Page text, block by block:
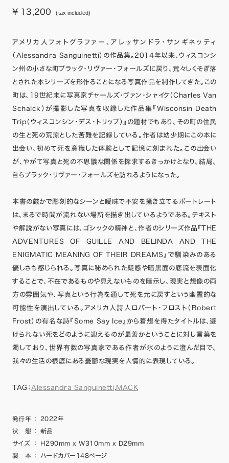
¥ 13,200 (tax included)
アメリカ人フォトグラファー、アレッサンドラ・サンギネッティ
（Alessandra Sanguinetti）の作品集。2014年以来、ウィスコンシ
ン州の小さな町ブラック・リヴァー・フォールズに戻り、荒々しくそぎ落
とされた本シリーズを形作ることになる写真作品を制作してきた。この
町は、19世紀末に写真家チャールズ・ヴァン・シャイク（Charles Van
Schaick）が撮影した写真を収録した作品集『Wisconsin Death
Trip（ウィスコンシン・デス・トリップ）』の題材でもあり、その町の住民
の生と死の荒涼とした苦難を記録している。作者は幼少期にこの本に
出会い、初めて死を意識した体験として記憶に刻まれた。この出会い
が、やがて写真と死の不思議な関係を探求するきっかけとなり、結局、
自らブラック・リヴァー・フォールズを訪れるようになった。
本書の厳かで彫刻的なシーンと曖昧で不安を掻き立てるポートレート
は、まるで時間が流れない場所を描き出しているようである。テキスト
や解説がない写真には、ゴシックの精神と、作者のシリーズ作品『THE
ADVENTURES OF GUILLE AND BELINDA AND THE
ENIGMATIC MEANING OF THEIR DREAMS』で馴染みのある
優しさも感じられる。写真に秘められた疑惑や暗黒面の底流を表面化
することで、不在であるものや見えないものを暗示し、現実と想像の両
方の雰囲気や、写真という行為を通して死を元に戻すという幽霊的な
可能性を演出している。アメリカ人詩人ロバート・フロスト（Robert
Frost）の有名な詩『Some Say Ice』から着想を得たタイトルは、避
けられない死をどのように迎えるのが最善かということに対し言葉を
濁しており、世界有数の写真家である作者が氷のように澄んだ目で、
我々の生活の根底にある憂鬱な現実を人情的に表現している。
TAG： Alessandra Sanguinetti,MACK
発行年 ：
2022年
状 態
：
新品
サイズ
：
H290mm x W310mm x D29mm
製 本
：
ハードカバー148ページ